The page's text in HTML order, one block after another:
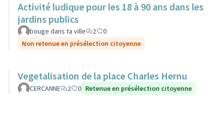
Activité ludique pour les 18 à 90 ans dans les
jardins publics
bouge dans ta ville 2
0
Non retenue en présélection citoyenne
Vegetalisation de la place Charles Hernu
CERCANNE 2 0 Retenue en présélection citoyenne